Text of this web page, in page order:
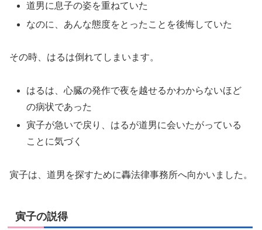
道男に息子の姿を重ねていた
なのに、あんな態度をとったことを後悔していた
その時、はるは倒れてしまいます。
はるは、心臓の発作で夜を越せるかわからないほど
の病状であった
寅子が急いで戻り、はるが道男に会いたがっている
ことに気づく
寅子は、道男を探すために轟法律事務所へ向かいました。
寅子の説得